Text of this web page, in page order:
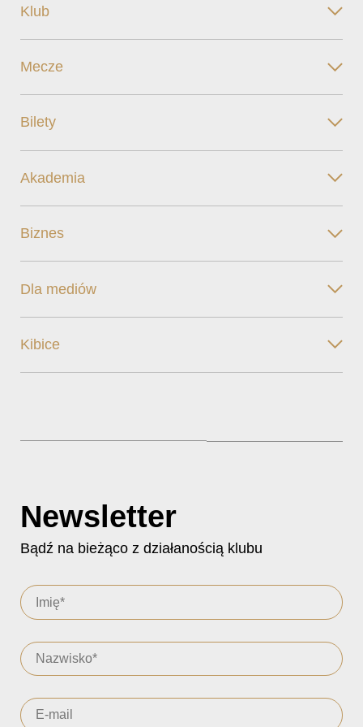
Klub
Mecze
Bilety
Akademia
Biznes
Dla mediów
Kibice
Newsletter
Bądź na bieżąco z działanością klubu